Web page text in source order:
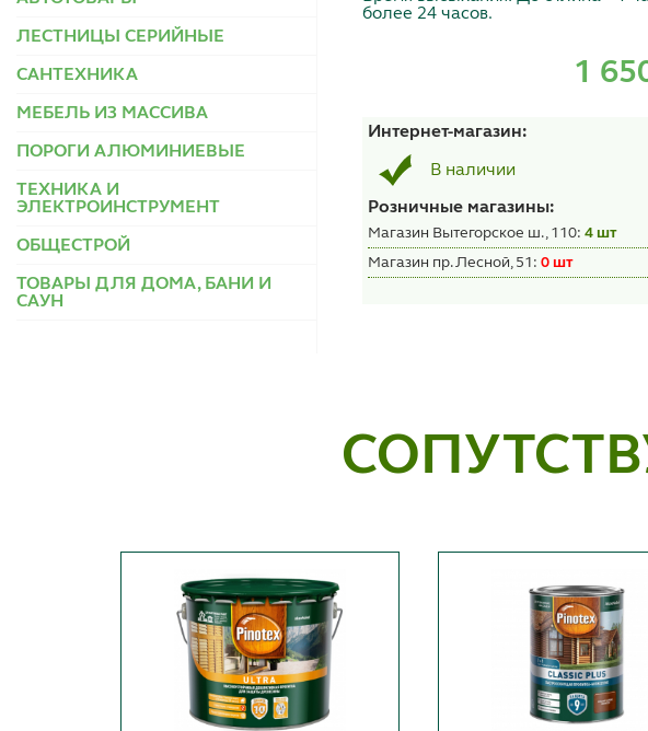
ЛЕСТНИЦЫ СЕРИЙНЫЕ
САНТЕХНИКА
МЕБЕЛЬ ИЗ МАССИВА
ПОРОГИ АЛЮМИНИЕВЫЕ
ТЕХНИКА И
ЭЛЕКТРОИНСТРУМЕНТ
ОБЩЕСТРОЙ
ТОВАРЫ ДЛЯ ДОМА, БАНИ И
САУН
более 24 часов.
1
Интернет-магазин:
В наличии
Розничные магазины:
Магазин Вытегорское ш., 110:4 шт
Магазин пр. Лесной, 51:0 шт